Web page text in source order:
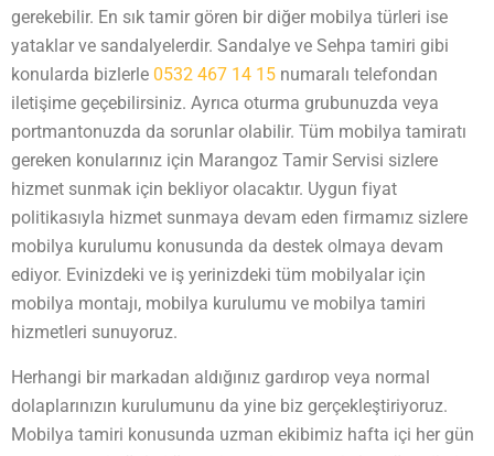
gerekebilir. En sık tamir gören bir diğer mobilya türleri ise
yataklar ve sandalyelerdir. Sandalye ve Sehpa tamiri gibi
konularda bizlerle 0532 467 14 15 numaralı telefondan
iletişime geçebilirsiniz. Ayrıca oturma grubunuzda veya
portmantonuzda da sorunlar olabilir. Tüm mobilya tamiratı
gereken konularınız için Marangoz Tamir Servisi sizlere
hizmet sunmak için bekliyor olacaktır. Uygun fiyat
politikasıyla hizmet sunmaya devam eden firmamız sizlere
mobilya kurulumu konusunda da destek olmaya devam
ediyor. Evinizdeki ve iş yerinizdeki tüm mobilyalar için
mobilya montajı, mobilya kurulumu ve mobilya tamiri
hizmetleri sunuyoruz.
Herhangi bir markadan aldığınız gardırop veya normal
dolaplarınızın kurulumunu da yine biz gerçekleştiriyoruz.
Mobilya tamiri konusunda uzman ekibimiz hafta içi her gün